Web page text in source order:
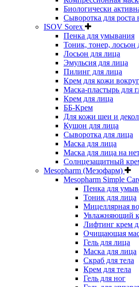
Биологически
Сыворотка для роста
ISOV Sorex
Пенка для умывания
Тоник, тонер, лосьон
Лосьон для лица
Эмульсия для лица
Пилинг для лица
Крем для кожи вокруг
Маска-пластырь для
Крем для лица
ББ-Крем
Для кожи шеи и
Кушон для лица
Сыворотка для лица
Маска для лица
Маска для лица на
Солнцезащитный
Mesopharm (Мезофарм)
Mesopharm Simple
Пенка для
Тоник для лица
Мицеллярная
Увлажняющий
Лифтинг крем
Очищающая
Гель для лица
Маска для лица
Скраб для тела
Крем для тела
Гель для ног